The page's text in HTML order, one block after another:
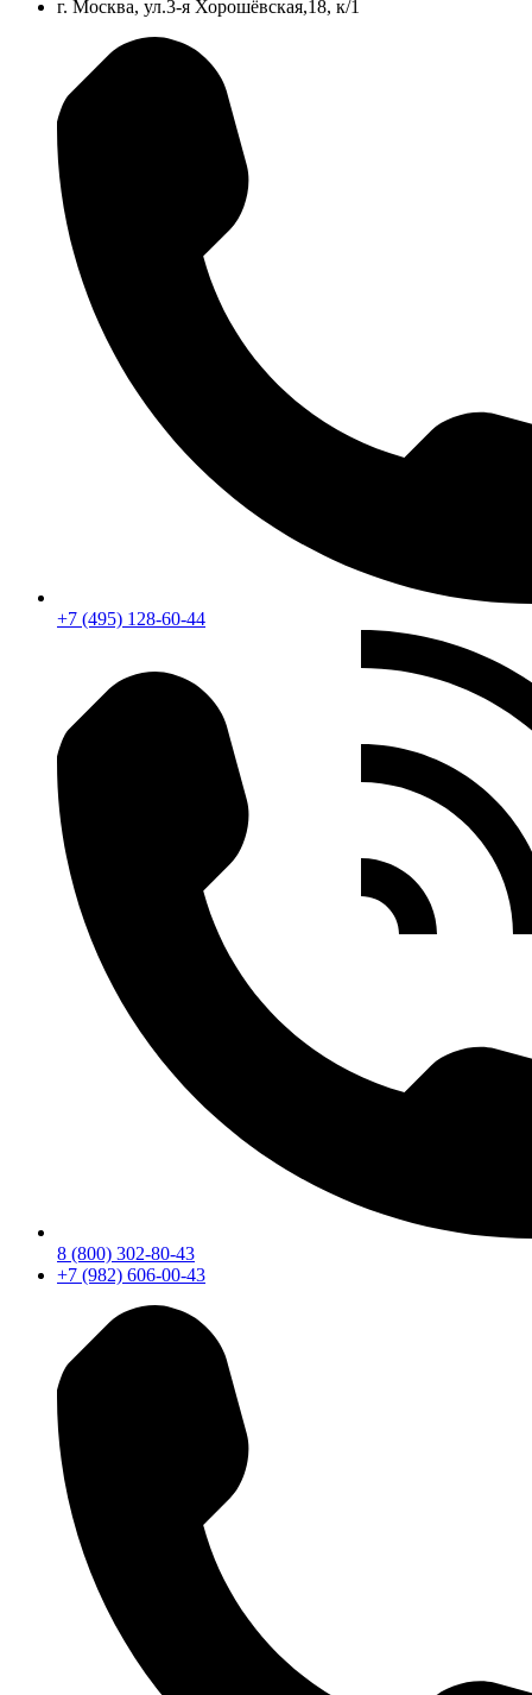
г. Москва, ул.3-я Хорошёвская,18, к/1
+7 (495) 128-60-44
8 (800) 302-80-43
+7 (982) 606-00-43